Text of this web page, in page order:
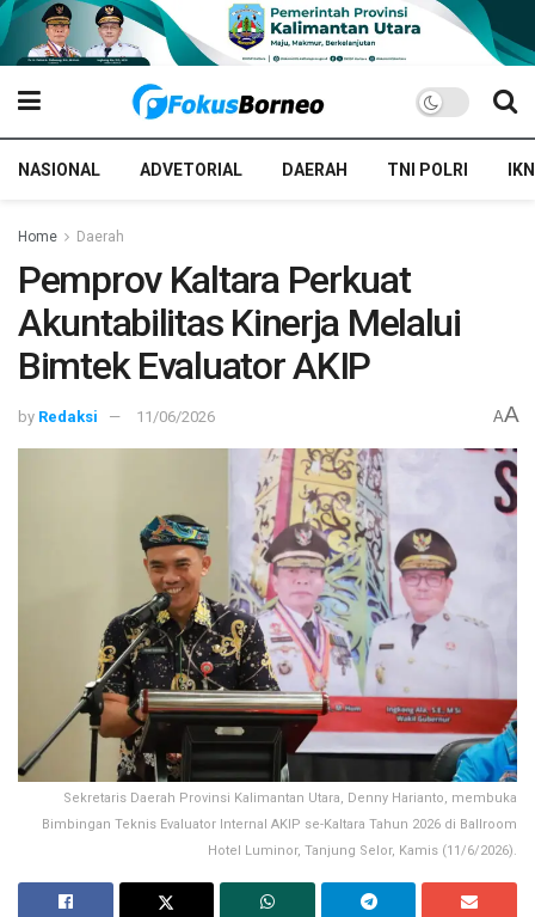
NASIONAL ADVETORIAL DAERAH TNI POLRI IKN
Home Daerah
Pemprov Kaltara Perkuat
Akuntabilitas Kinerja Melalui
Bimtek Evaluator AKIP
by Redaksi 11/06/2026 AA
Sekretaris Daerah Provinsi Kalimantan Utara, Denny Harianto, membuka
Bimbingan Teknis Evaluator Internal AKIP se-Kaltara Tahun 2026 di Ballroom
Hotel Luminor, Tanjung Selor, Kamis (11/6/2026).